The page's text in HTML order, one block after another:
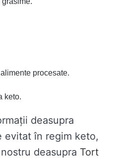
procesate.
keto.
deasupra
evitat în regim keto,
deasupra Tort